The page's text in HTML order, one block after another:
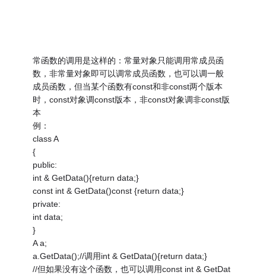
常函数的调用是这样的：常量对象只能调用常成员函
数，非常量对象即可以调常成员函数，也可以调一般
成员函数，但当某个函数有const和非const两个版本
时，const对象调const版本，非const对象调非const版
本
例：
class A
{
public:
int & GetData(){return data;}
const int & GetData()const {return data;}
private:
int data;
}
A a;
a.GetData();//调用int & GetData(){return data;}
//但如果没有这个函数，也可以调用const int & GetDat